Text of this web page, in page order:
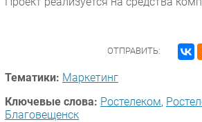
ОТПРАВИТЬ:
Тематики: Маркетинг
Ключевые слова: Ростелеком,
Благовещенск